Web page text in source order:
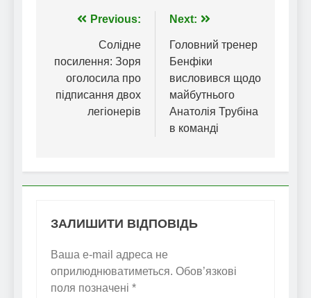
Навігація
записів
Previous:
Солідне
посилення: Зоря
оголосила про
підписання двох
легіонерів
Next:
Головний тренер
Бенфіки
висловився щодо
майбутнього
Анатолія Трубіна
в команді
ЗАЛИШИТИ ВІДПОВІДЬ
Ваша e-mail адреса не
оприлюднюватиметься. Обов’язкові
поля позначені *